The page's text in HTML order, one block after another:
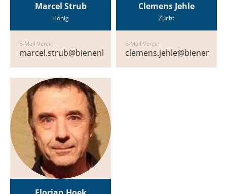
Marcel Strub
Honig
E-Mail Verein
marcel.strub@bienenbeiderbasel.ch
Clemens Jehle
Zucht
E-Mail Verein